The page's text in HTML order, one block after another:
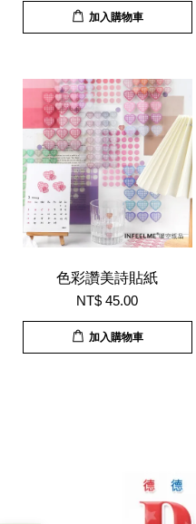
加入購物車
色彩讚美詩貼紙
NT$ 45.00
加入購物車